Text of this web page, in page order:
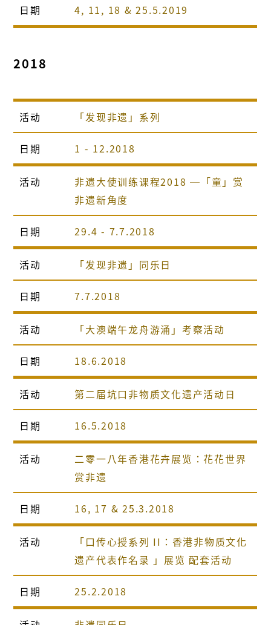
日期 4, 11, 18 & 25.5.2019
2018
活动 「发现非遗」系列
日期 1 - 12.2018
活动
非遗大使训练课程2018 ─「童」赏
非遗新角度
日期 29.4 - 7.7.2018
活动 「发现非遗」同乐日
日期 7.7.2018
活动 「大澳端午龙舟游涌」考察活动
日期 18.6.2018
活动 第二届坑口非物质文化遗产活动日
日期 16.5.2018
活动
二零一八年香港花卉展览：花花世界
赏非遗
日期 16, 17 & 25.3.2018
活动
「口传心授系列 II：香港非物质文化
遗产代表作名录 」展览 配套活动
日期 25.2.2018